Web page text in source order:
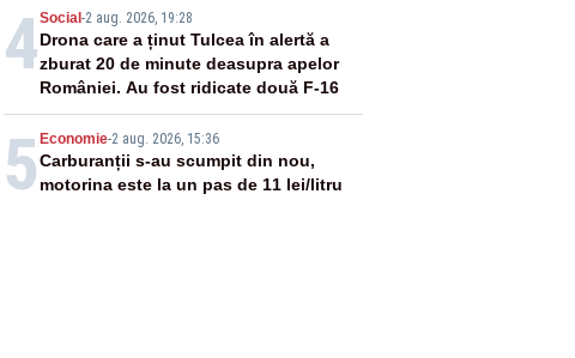
4Social -2 aug. 2026, 19:28
Drona care a ținut Tulcea în alertă a
zburat 20 de minute deasupra apelor
României. Au fost ridicate două F-16
5 Economie-2 aug. 2026, 15:36
Carburanții s-au scumpit din nou,
motorina este la un pas de 11 lei/litru